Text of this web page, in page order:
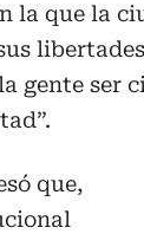
la que la
gente ser
que,